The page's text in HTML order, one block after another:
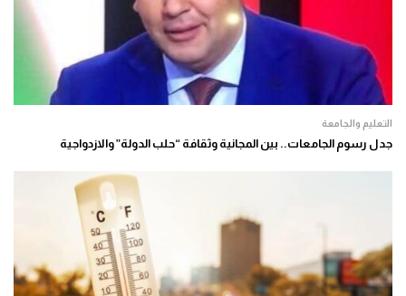
التعليم والجامعة
جدل رسوم الجامعات.. بين المجانية وثقافة “حلب الدولة” والازدواجية